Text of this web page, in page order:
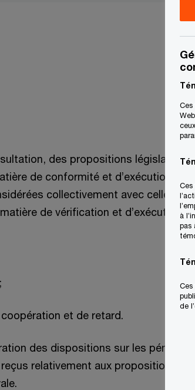
des propositions législatives
de conformité et d’exécution de la
collectivement avec celles
de vérification et d’exécution
et de retard.
des dispositions sur les pénalités
relativement aux propositions
Ces
Ces
à
pas
Ces
de